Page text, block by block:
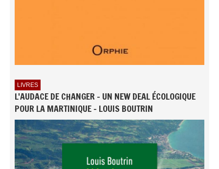
LIVRES
L'AUDACE DE CHANGER - UN NEW DEAL ÉCOLOGIQUE
POUR LA MARTINIQUE - LOUIS BOUTRIN